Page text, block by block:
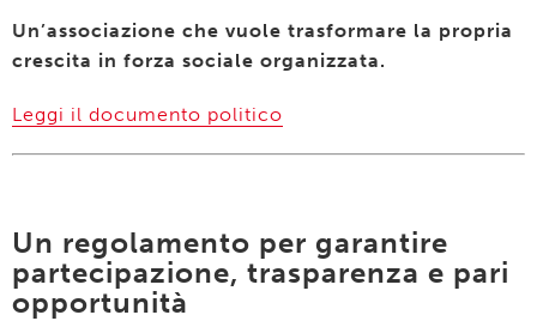
Un’associazione che vuole trasformare la propria
crescita in forza sociale organizzata.
Leggi il documento politico
Un regolamento per garantire
partecipazione, trasparenza e pari
opportunità